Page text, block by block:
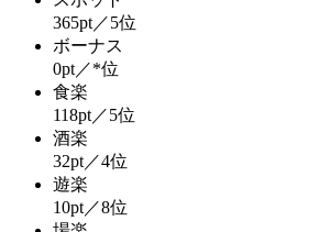
365pt／5位
ボーナス
0pt／*位
食楽
118pt／5位
酒楽
32pt／4位
遊楽
10pt／8位